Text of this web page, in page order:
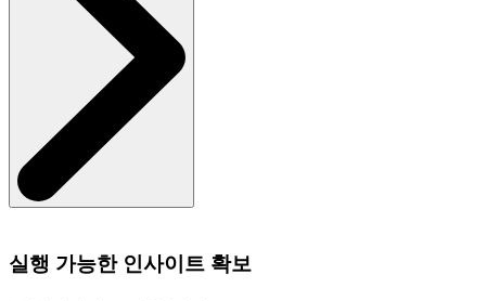
실행 가능한 인사이트 확보